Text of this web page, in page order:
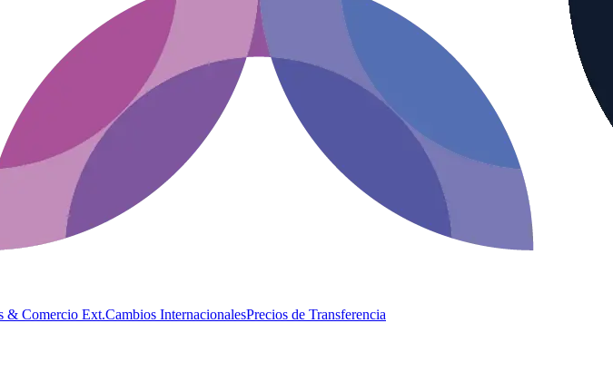
& Comercio Ext.Cambios InternacionalesPrecios de Transferencia